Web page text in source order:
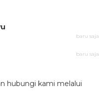
baru saja
baru saja
hubungi kami melalui